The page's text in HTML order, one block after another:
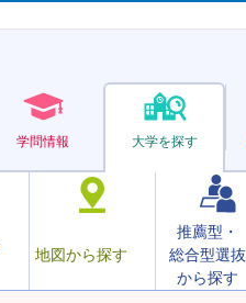
学問情報 大学を探す
地図から探す
推薦型・
総合型選抜
から探す